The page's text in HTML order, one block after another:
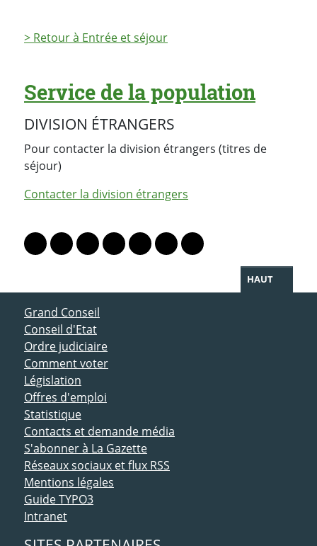
> Retour à Entrée et séjour
Service de la population
DIVISION ÉTRANGERS
Pour contacter la division étrangers (titres de
séjour)
Contacter la division étrangers
Lien vers le profil Mastodon
Lien vers le profil Bluesky
Lien vers le profil Instagram
Lien vers le profil Linkedin
Lien vers le profil Facebook
Lien vers le profil Twitter
Partager par WhatsApp
HAUT
ACCÈS DIRECT
Grand Conseil
Conseil d'Etat
Ordre judiciaire
Comment voter
Législation
Offres d'emploi
Statistique
Contacts et demande média
S'abonner à La Gazette
Réseaux sociaux et flux RSS
Mentions légales
Guide TYPO3
Intranet